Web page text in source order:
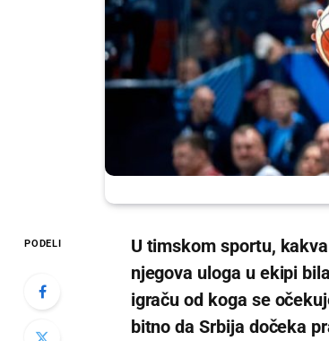
PODELI
U timskom sportu,
njegova uloga u ekipi
igraču od koga se
bitno da Srbija dočeka